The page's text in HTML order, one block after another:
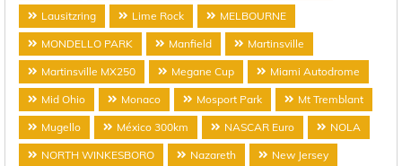
Lausitzring Lime Rock MELBOURNE
MONDELLO PARK Manfield Martinsville
Martinsville MX250 Megane Cup Miami Autodrome
Mid Ohio Monaco Mosport Park Mt Tremblant
Mugello México 300km NASCAR Euro NOLA
NORTH WINKESBORO Nazareth New Jersey